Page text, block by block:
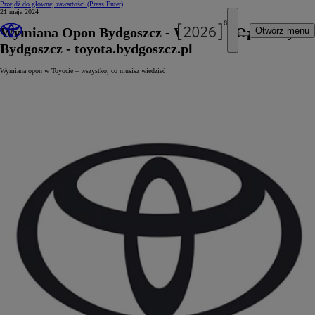
Przejdź do głównej zawartości (Press Enter)
Otwórz menu
21 maja 2024
Wymiana Opon Bydgoszcz - Wymiana Opon Toyota
Bydgoszcz - toyota.bydgoszcz.pl
Wymiana opon w Toyocie – wszystko, co musisz wiedzieć